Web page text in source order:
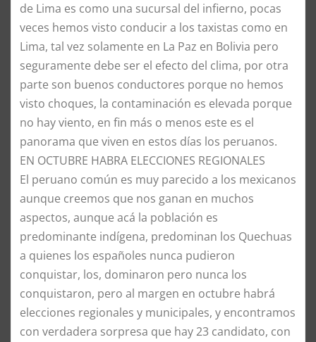
de Lima es como una sucursal del infierno, pocas
veces hemos visto conducir a los taxistas como en
Lima, tal vez solamente en La Paz en Bolivia pero
seguramente debe ser el efecto del clima, por otra
parte son buenos conductores porque no hemos
visto choques, la contaminación es elevada porque
no hay viento, en fin más o menos este es el
panorama que viven en estos días los peruanos.
​EN OCTUBRE HABRA ELECCIONES REGIONALES
​El peruano común es muy parecido a los mexicanos
aunque creemos que nos ganan en muchos
aspectos, aunque acá la población es
predominante indígena, predominan los Quechuas
a quienes los españoles nunca pudieron
conquistar, los, dominaron pero nunca los
conquistaron, pero al margen en octubre habrá
elecciones regionales y municipales, y encontramos
con verdadera sorpresa que hay 23 candidato, con